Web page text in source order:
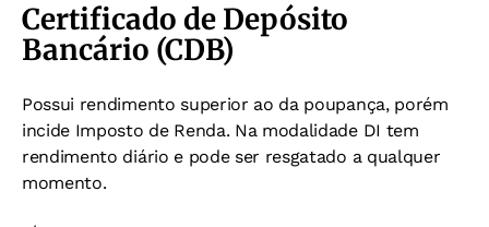
Certificado de Depósito
Bancário (CDB)
Possui rendimento superior ao da poupança, porém
incide Imposto de Renda. Na modalidade DI tem
rendimento diário e pode ser resgatado a qualquer
momento.